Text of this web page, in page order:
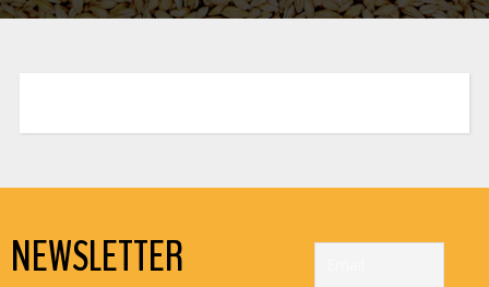
NEWSLETTER